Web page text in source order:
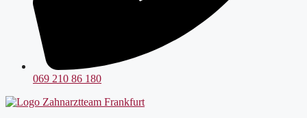
069 210 86 180